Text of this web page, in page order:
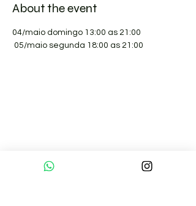
About the event
04/maio domingo 13:00 as 21:00
05/maio segunda 18:00 as 21:00